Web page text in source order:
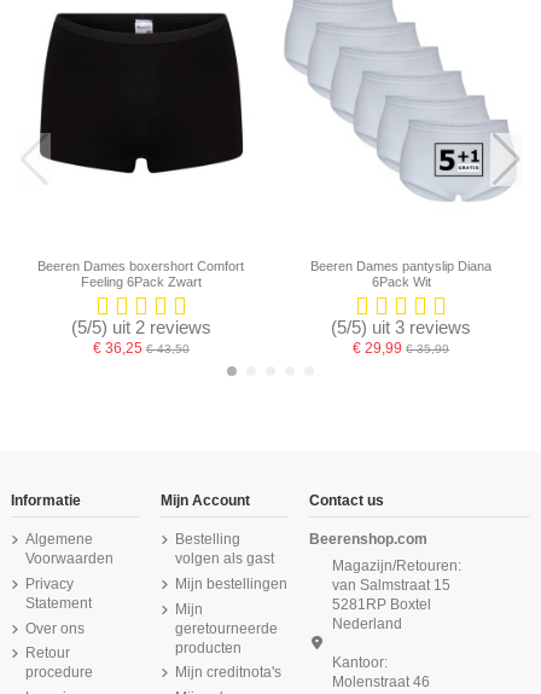
Beeren Dames boxershort Comfort
Feeling 6Pack Zwart
(5/5) uit 2 reviews
€ 36,25€ 43,50
Beeren Dames pantyslip Diana
6Pack Wit
(5/5) uit 3 reviews
€ 29,99€ 35,99
Informatie
Algemene
Voorwaarden
Privacy
Statement
Over ons
Retour
procedure
Mijn Account
Bestelling
volgen als gast
Mijn bestellingen
Mijn
geretourneerde
producten
Mijn creditnota's
Contact us
Beerenshop.com
Magazijn/Retouren:
van Salmstraat 15
5281RP Boxtel
Nederland
Kantoor:
Molenstraat 46